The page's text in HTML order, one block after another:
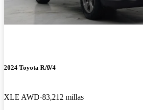
2024 Toyota RAV4
XLE AWD 83,212 millas